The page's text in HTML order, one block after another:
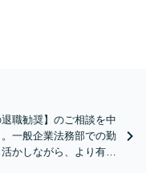
職勧奨】のご相談を中
一般企業法務部での勤
かしながら、より有利